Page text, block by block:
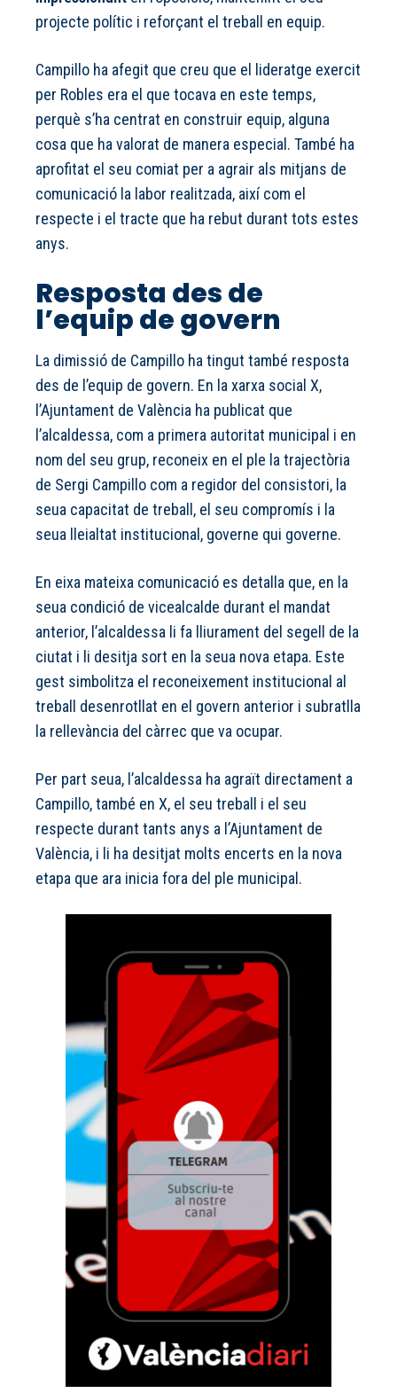
projecte polític i reforçant el treball en equip.
Campillo ha afegit que creu que el lideratge exercit
per Robles era el que tocava en este temps,
perquè s’ha centrat en construir equip, alguna
cosa que ha valorat de manera especial. També ha
aprofitat el seu comiat per a agrair als mitjans de
comunicació la labor realitzada, així com el
respecte i el tracte que ha rebut durant tots estes
anys.
Resposta des de
l’equip de govern
La dimissió de Campillo ha tingut també resposta
des de l’equip de govern. En la xarxa social X,
l’Ajuntament de València ha publicat que
l’alcaldessa, com a primera autoritat municipal i en
nom del seu grup, reconeix en el ple la trajectòria
de Sergi Campillo com a regidor del consistori, la
seua capacitat de treball, el seu compromís i la
seua lleialtat institucional, governe qui governe.
En eixa mateixa comunicació es detalla que, en la
seua condició de vicealcalde durant el mandat
anterior, l’alcaldessa li fa lliurament del segell de la
ciutat i li desitja sort en la seua nova etapa. Este
gest simbolitza el reconeixement institucional al
treball desenrotllat en el govern anterior i subratlla
la rellevància del càrrec que va ocupar.
Per part seua, l’alcaldessa ha agraït directament a
Campillo, també en X, el seu treball i el seu
respecte durant tants anys a l’Ajuntament de
València, i li ha desitjat molts encerts en la nova
etapa que ara inicia fora del ple municipal.